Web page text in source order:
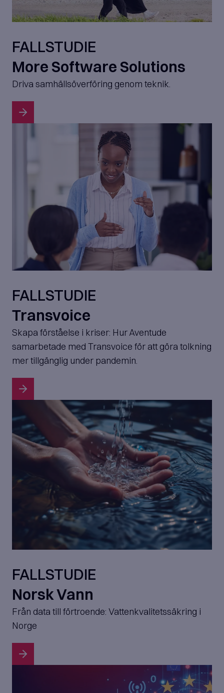
FALLSTUDIE
More Software Solutions
Driva samhällsöverföring genom teknik.
FALLSTUDIE
Transvoice
Skapa förståelse i kriser: Hur Aventude
samarbetade med Transvoice för att göra tolkning
mer tillgänglig under pandemin.
FALLSTUDIE
Norsk Vann
Från data till förtroende: Vattenkvalitetssäkring i
Norge